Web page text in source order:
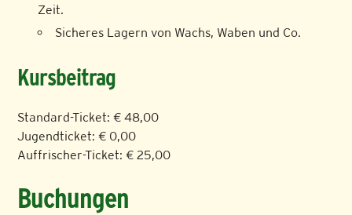
Zeit.
Sicheres Lagern von Wachs, Waben und Co.
Kursbeitrag
Standard-Ticket: € 48,00
Jugendticket: € 0,00
Auffrischer-Ticket: € 25,00
Buchungen